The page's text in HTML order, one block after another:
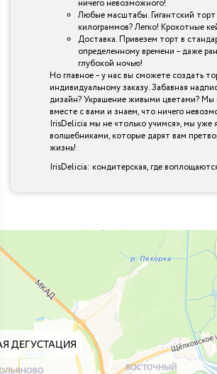
ничего невозможного!
Любые масштабы. Гигантский
килограммов? Легко! Крохотные
Доставка. Привезем торт в
определенному времени – даже
глубокой ночью!
Но главное – у нас вы сможете создать
индивидуальному заказу. Забавная
дизайн? Украшение живыми цветами? Мы
вместе с вами и знаем, что ничего
IrisDelicia мы не «только учимся», мы уже
волшебниками, которые дарят вам
жизнь!
IrisDelicia: кондитерская, где